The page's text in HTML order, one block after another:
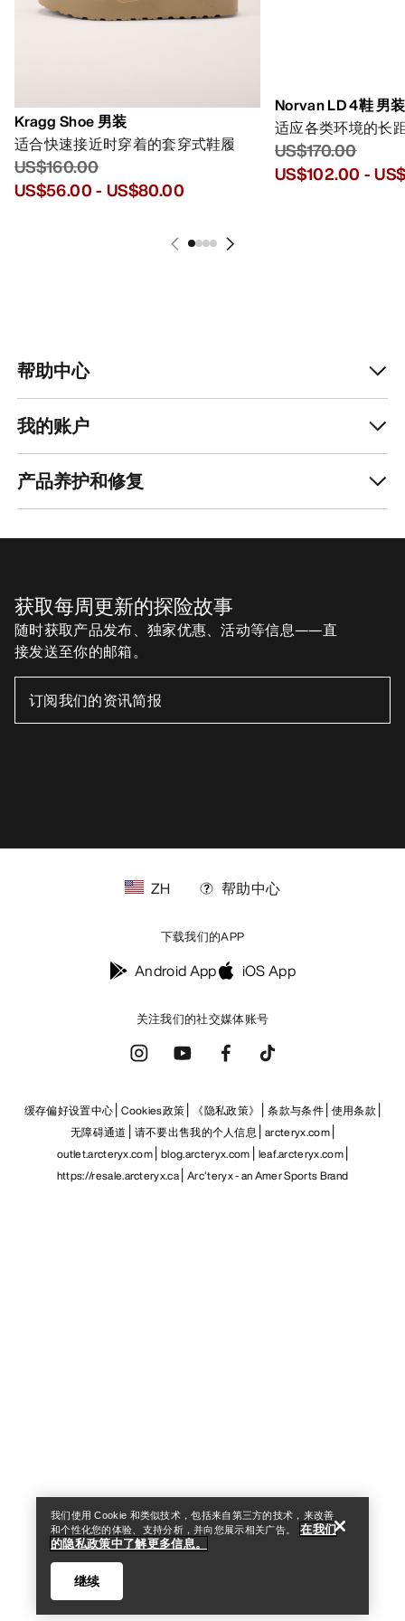
Kragg Shoe 男装
适合快速接近时穿着的套穿式鞋履
US$160.00
US$56.00- US$80.00
Norvan LD 4鞋 男装
适应各类环境的长
US$170.00
US$102.00 -
帮助中心
我的账户
产品养护和修复
获取每周更新的探险故事
随时获取产品发布、独家优惠、活动等信息——直
接发送至你的邮箱。
关注我们的社交媒体账号
ZH 帮助中心
下载我们的APP
Android App iOS App
缓存偏好设置中心 Cookies政策 《隐私政策》 条款与条件 使用条款
无障碍通道
请不要出售我的个人信息 arcteryx.com
outlet.arcteryx.com blog.arcteryx.com leaf.arcteryx.com
https://resale.arcteryx.ca Arc'teryx - an Amer Sports Brand
我们使用 Cookie 和类似技术，包括来自第三方的技术，来改善
和个性化您的体验、支持分析，并向您展示相关广告。
在我们
的隐私政策中了解更多信息。
继续